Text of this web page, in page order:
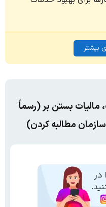
بیشتر
مالیات بستن بر (رسماً
مطالبه کردن)